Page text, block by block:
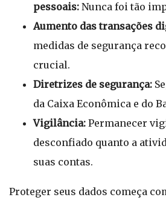
pessoais: Nunca foi tão
Aumento das transações
medidas de segurança
crucial.
Diretrizes de segurança:
da Caixa Econômica e do
Vigilância: Permanecer
desconfiado quanto a
suas contas.
Proteger seus dados começa